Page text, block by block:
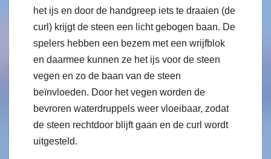
het ijs en door de handgreep iets te draaien (de
curl) krijgt de steen een licht gebogen baan. De
spelers hebben een bezem met een wrijfblok
en daarmee kunnen ze het ijs voor de steen
vegen en zo de baan van de steen
beïnvloeden. Door het vegen worden de
bevroren waterdruppels weer vloeibaar, zodat
de steen rechtdoor blijft gaan en de curl wordt
uitgesteld.